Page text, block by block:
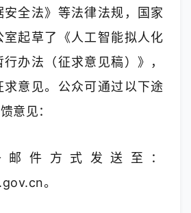
安全法》等法律法规，国家
室起草了《人工智能拟人化
办法（征求意见稿）》，
意见。公众可通过以下途
意见：
件方式发送至：
。